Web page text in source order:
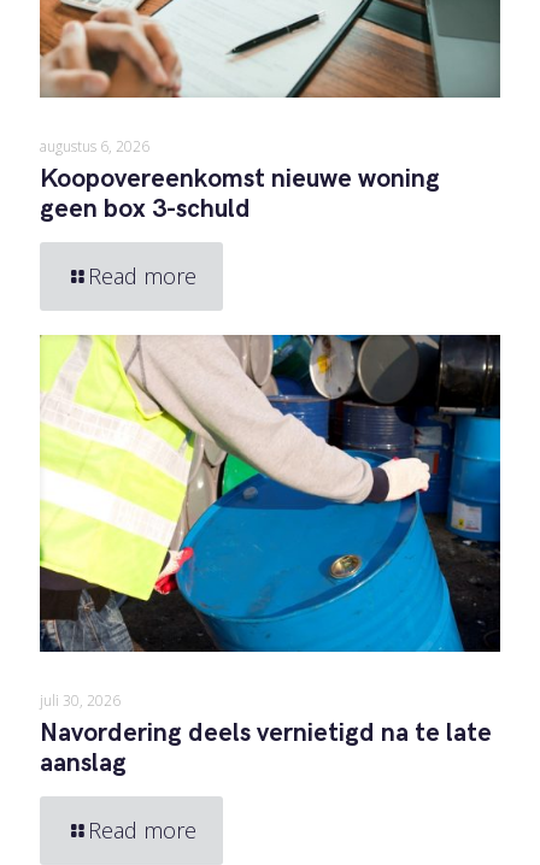
augustus 6, 2026
Koopovereenkomst nieuwe woning
geen box 3-schuld
Read more
juli 30, 2026
Navordering deels vernietigd na te late
aanslag
Read more